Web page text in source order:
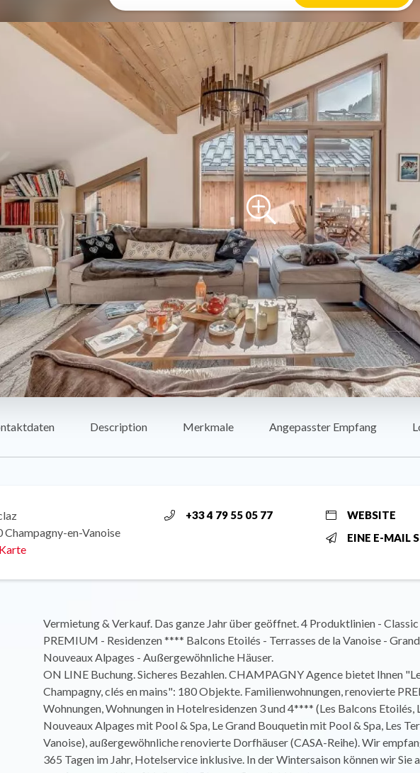
Description Merkmale Angepasster Empfang
Champagny-en-Vanoise
+33 4 79 55 05 77
WEBSITE
EINE E-MAIL
Vermietung & Verkauf. Das ganze Jahr über geöffnet. 4 Produktlinien -
PREMIUM - Residenzen **** Balcons Etoilés - Terrasses de la Vanoise -
Nouveaux Alpages - Außergewöhnliche Häuser.
ON LINE Buchung. Sicheres Bezahlen. CHAMPAGNY Agence bietet Ihnen
Champagny, clés en mains": 180 Objekte. Familienwohnungen, renovierte
Wohnungen, Wohnungen in Hotelresidenzen 3 und 4**** (Les Balcons Etoilés,
Nouveaux Alpages mit Pool & Spa, Le Grand Bouquetin mit Pool & Spa, Les
Vanoise), außergewöhnliche renovierte Dorfhäuser (CASA-Reihe). Wir
365 Tagen im Jahr, Hotelservice inklusive. In der Wintersaison können wir Sie